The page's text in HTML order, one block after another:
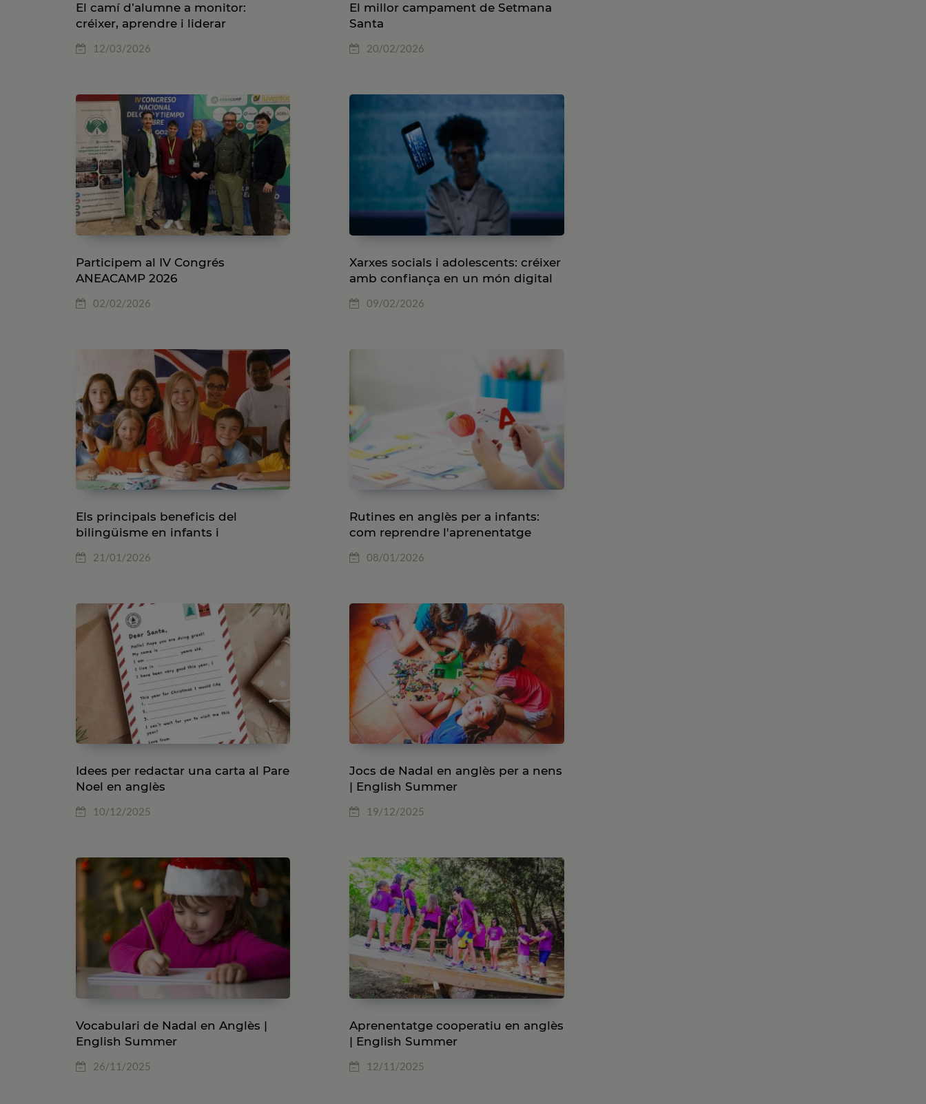
El camí d’alumne a monitor:
créixer, aprendre i liderar
12/03/2026
El millor campament de Setmana
Santa
20/02/2026
Participem al IV Congrés
ANEACAMP 2026
02/02/2026
Xarxes socials i adolescents: créixer
amb confiança en un món digital
09/02/2026
Els principals beneficis del
bilingüisme en infants i
21/01/2026
Rutines en anglès per a infants:
com reprendre l'aprenentatge
08/01/2026
Idees per redactar una carta al Pare
Noel en anglès
10/12/2025
Jocs de Nadal en anglès per a nens
| English Summer
19/12/2025
Vocabulari de Nadal en Anglès |
English Summer
26/11/2025
Aprenentatge cooperatiu en anglès
| English Summer
12/11/2025